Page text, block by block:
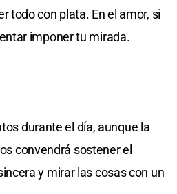
todo con plata. En el amor, si
imponer tu mirada.
durante el día, aunque la
convendrá sostener el
y mirar las cosas con un